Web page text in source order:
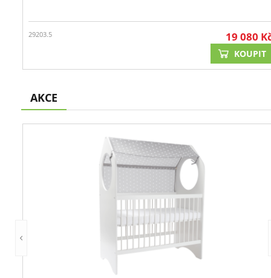
29203.5 19 080
KOUPIT
AKCE